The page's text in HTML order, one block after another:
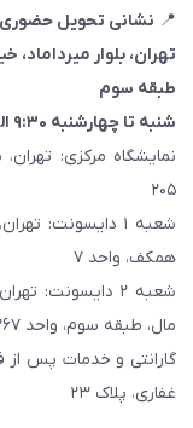
📍 نشانی تحویل
تهران، بلوار میرداماد،
طبقه سوم
شنبه تا چهارشنبه ۹:۳۰ الی ۱۷:۳۰ (مراجعه با هماهنگی قبلی)
نمایشگاه مرکزی: تهران،
۲۰۵
شعبه ۱ دایسونت:
همکف، واحد ۷
شعبه ۲
مال، طبقه سوم، واحد ۳۶۷
گارانتی و خدمات پس از
غفاری، پلاک ۲۳